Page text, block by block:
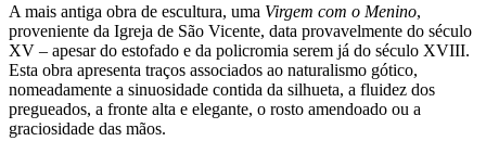
A mais antiga obra de escultura, uma Virgem com o Menino,
proveniente da Igreja de São Vicente, data provavelmente do século
XV – apesar do estofado e da policromia serem já do século XVIII.
Esta obra apresenta traços associados ao naturalismo gótico,
nomeadamente a sinuosidade contida da silhueta, a fluidez dos
pregueados, a fronte alta e elegante, o rosto amendoado ou a
graciosidade das mãos.